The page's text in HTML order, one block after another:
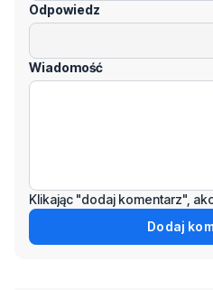
Odpowiedz
Wiadomość
Klikając "dodaj komentarz",
Dodaj